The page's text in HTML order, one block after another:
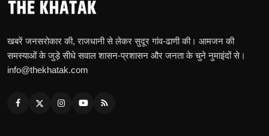
खबरें जनसरोकार की, राजधानी से लेकर सुदूर गांव-ढाणी की। आमजन की
समस्याओं के जुड़े सीधे सवाल शासन-प्रशासन और जनता के चुने नुमाइंदों से।
info@thekhatak.com